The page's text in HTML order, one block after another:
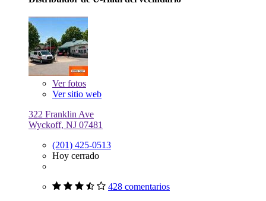
Verfotos
Ver sitio web
322 Franklin Ave
Wyckoff, NJ 07481
(201) 425-0513
Hoy cerrado
428 comentarios